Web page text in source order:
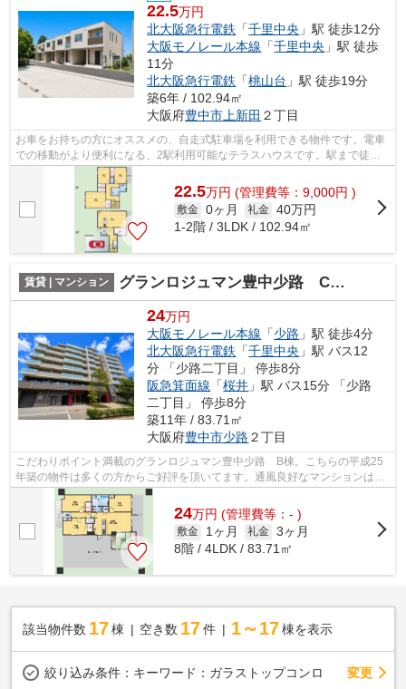
22.5万円
北大阪急行電鉄 「千里中央 」駅 徒歩12分
大阪モノレール本線 「千里中央 」駅 徒歩
11分
北大阪急行電鉄 「桃山台 」駅 徒歩19分
築6年 / 102.94㎡
大阪府豊中市 上新田 ２丁目
お車をお持ちの方にオススメの、自走式駐車場を利用できる物件です。電車
での移動がより便利になる、2駅利用可能なテラスハウスです。駅まで徒歩
12分でアクセス可能な物件です。いつで...
22.5万円 (管理費等：9,000円 )
敷金 0ヶ月 礼金 40万円
1-2階 / 3LDK / 102.94㎡
賃貸 | マンション グランロジュマン豊中少路 C街区
24万円
大阪モノレール本線 「少路 」駅 徒歩4分
北大阪急行電鉄 「千里中央 」駅 バス12
分 「少路二丁目」 停歩8分
阪急箕面線 「桜井 」駅 バス15分 「少路
二丁目」 停歩8分
築11年 / 83.71㎡
大阪府豊中市少路 ２丁目
こだわりポイント満載のグランロジュマン豊中少路 B棟。こちらの平成25
年築の物件は多くの方からご好評を頂いてます。通風良好なマンションはい
つでも気持ちの良い空間です。魅力的で...
24万円 (管理費等：- )
敷金 1ヶ月 礼金 3ヶ月
8階 / 4LDK / 83.71㎡
該当物件数 17棟 空き数 17 件 1～17 棟を表示
絞り込み条件： キーワード：ガラストップコンロ 変更